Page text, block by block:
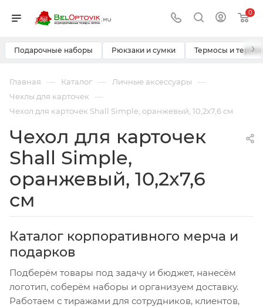
0
Подарочные наборы Рюкзаки и сумки Термосы и ›
Главная — Каталог — Личные аксессуары —
Чехлы для карточек —
Чехол для карточек Shall Simple, оранжевый, 10,2x7,6 см
Чехол для карточек
Shall Simple,
оранжевый, 10,2x7,6
см
Каталог корпоративного мерча и
подарков
Подберём товары под задачу и бюджет, нанесём
логотип, соберём наборы и организуем доставку.
Работаем с тиражами для сотрудников, клиентов,